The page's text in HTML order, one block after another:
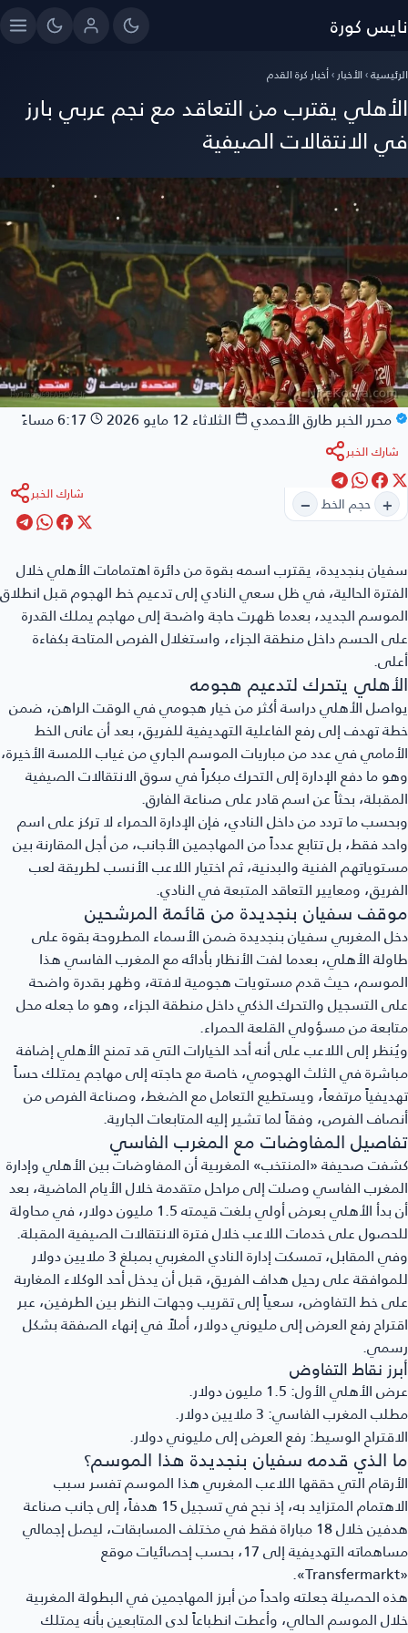
نايس كورة
الرئيسية›الأخبار›أخبار كرة القدم
الأهلي يقترب من التعاقد مع نجم عربي بارز
في الانتقالات الصيفية
محرر الخبرطارق الأحمدي الثلاثاء 12 مايو 2026 6:17 مساءً
شارك الخبر
+ حجم الخط − شارك الخبر
سفيان بنجديدة، يقترب اسمه بقوة من دائرة اهتمامات الأهلي خلال
الفترة الحالية، في ظل سعي النادي إلى تدعيم خط الهجوم قبل انطلاق
الموسم الجديد، بعدما ظهرت حاجة واضحة إلى مهاجم يملك القدرة
على الحسم داخل منطقة الجزاء، واستغلال الفرص المتاحة بكفاءة
أعلى.
الأهلي يتحرك لتدعيم هجومه
يواصل الأهلي دراسة أكثر من خيار هجومي في الوقت الراهن، ضمن
خطة تهدف إلى رفع الفاعلية التهديفية للفريق، بعد أن عانى الخط
الأمامي في عدد من مباريات الموسم الجاري من غياب اللمسة الأخيرة،
وهو ما دفع الإدارة إلى التحرك مبكراً في سوق الانتقالات الصيفية
المقبلة، بحثاً عن اسم قادر على صناعة الفارق.
وبحسب ما تردد من داخل النادي، فإن الإدارة الحمراء لا تركز على اسم
واحد فقط، بل تتابع عدداً من المهاجمين الأجانب، من أجل المقارنة بين
مستوياتهم الفنية والبدنية، ثم اختيار اللاعب الأنسب لطريقة لعب
الفريق، ومعايير التعاقد المتبعة في النادي.
موقف سفيان بنجديدة من قائمة المرشحين
دخل المغربي سفيان بنجديدة ضمن الأسماء المطروحة بقوة على
طاولة الأهلي، بعدما لفت الأنظار بأدائه مع المغرب الفاسي هذا
الموسم، حيث قدم مستويات هجومية لافتة، وظهر بقدرة واضحة
على التسجيل والتحرك الذكي داخل منطقة الجزاء، وهو ما جعله محل
متابعة من مسؤولي القلعة الحمراء.
ويُنظر إلى اللاعب على أنه أحد الخيارات التي قد تمنح الأهلي إضافة
مباشرة في الثلث الهجومي، خاصة مع حاجته إلى مهاجم يمتلك حساً
تهديفياً مرتفعاً، ويستطيع التعامل مع الضغط، وصناعة الفرص من
أنصاف الفرص، وفقاً لما تشير إليه المتابعات الجارية.
تفاصيل المفاوضات مع المغرب الفاسي
كشفت صحيفة «المنتخب» المغربية أن المفاوضات بين الأهلي وإدارة
المغرب الفاسي وصلت إلى مراحل متقدمة خلال الأيام الماضية، بعد
أن بدأ الأهلي بعرض أولي بلغت قيمته 1.5 مليون دولار، في محاولة
للحصول على خدمات اللاعب خلال فترة الانتقالات الصيفية المقبلة.
وفي المقابل، تمسكت إدارة النادي المغربي بمبلغ 3 ملايين دولار
للموافقة على رحيل هداف الفريق، قبل أن يدخل أحد الوكلاء المغاربة
على خط التفاوض، سعياً إلى تقريب وجهات النظر بين الطرفين، عبر
اقتراح رفع العرض إلى مليوني دولار، أملاً في إنهاء الصفقة بشكل
رسمي.
أبرز نقاط التفاوض
عرض الأهلي الأول:
مطلب المغرب الفاسي:
الاقتراح الوسيط:رفع العرض إلى مليوني دولار.
ما الذي قدمه سفيان بنجديدة هذا الموسم؟
الأرقام التي حققها اللاعب المغربي هذا الموسم تفسر سبب
الاهتمام المتزايد به، إذ نجح في تسجيل 15 هدفاً، إلى جانب صناعة
هدفين خلال 18 مباراة فقط في مختلف المسابقات، ليصل إجمالي
مساهماته التهديفية إلى 17، بحسب إحصائيات موقع
«Transfermarkt».
هذه الحصيلة جعلته واحداً من أبرز المهاجمين في البطولة المغربية
خلال الموسم الحالي، وأعطت انطباعاً لدى المتابعين بأنه يمتلك